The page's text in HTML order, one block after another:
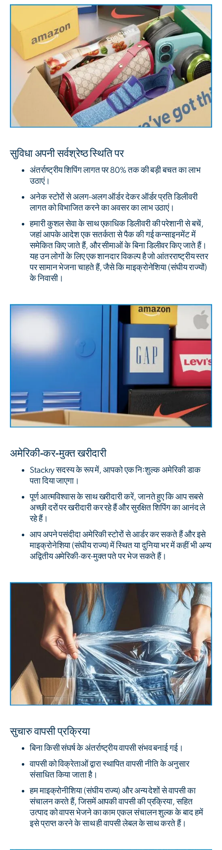
सुविधा अपनी सर्वश्रेष्ठ स्थिति पर
अंतर्राष्ट्रीय शिपिंग लागत पर 80% तक की बड़ी बचत का लाभ
उठाएं।
अनेक स्टोरों से अलग-अलग ऑर्डर देकर ऑर्डर प्रति डिलीवरी
लागत को विभाजित करने का अवसर का लाभ उठाएं।
हमारी कुशल सेवा के साथ एकाधिक डिलीवरी की परेशानी से बचें,
जहां आपके आदेश एक सतर्कता से पैक की गई कन्साइनमेंट में
समेकित किए जाते हैं, और सीमाओं के बिना डिलीवर किए जाते हैं।
यह उन लोगों के लिए एक शानदार विकल्प है जो आंतरराष्ट्रीय स्तर
पर सामान भेजना चाहते हैं, जैसे कि माइक्रोनेशिया (संघीय राज्यों)
के निवासी।
अमेरिकी-कर-मुक्त खरीदारी
Stackry सदस्य के रूप में, आपको एक निःशुल्क अमेरिकी डाक
पता दिया जाएगा।
पूर्ण आत्मविश्वास के साथ खरीदारी करें, जानते हुए कि आप सबसे
अच्छी दरों पर खरीदारी कर रहे हैं और सुरक्षित शिपिंग का आनंद ले
रहे हैं।
आप अपने पसंदीदा अमेरिकी स्टोरों से आर्डर कर सकते हैं और इसे
माइक्रोनेशिया (संघीय राज्य) में स्थित या दुनिया भर में कहीं भी अन्य
अद्वितीय अमेरिकी-कर-मुक्त पते पर भेज सकते हैं।
सुचारु वापसी प्रक्रिया
बिना किसी संघर्ष के अंतर्राष्ट्रीय वापसी संभव बनाई गई।
वापसी को विक्रेताओं द्वारा स्थापित वापसी नीति के अनुसार
संसाधित किया जाता है।
हम माइक्रोनीशिया (संघीय राज्य) और अन्य देशों से वापसी का
संचालन करते हैं, जिसमें आपकी वापसी की प्रक्रिया, सहित
उत्पाद को वापस भेजने का काम एकल संचालन शुल्क के बाद हमें
इसे प्राप्त करने के साथ ही वापसी लेबल के साथ करते हैं।